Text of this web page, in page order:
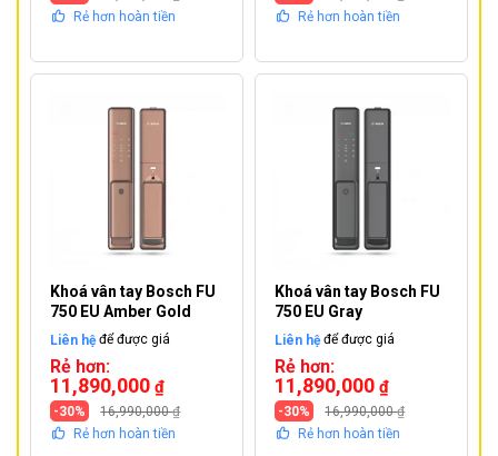
Rẻ hơn hoàn tiền
Rẻ hơn hoàn tiền
Khoá vân tay Bosch FU
750 EU Amber Gold
Liên hệđể được giá
Rẻ hơn:
11,890,000 ₫
16,990,000₫
-30%
Rẻ hơn hoàn tiền
Khoá vân tay Bosch FU
750 EU Gray
Liên hệđể được giá
Rẻ hơn:
11,890,000 ₫
16,990,000₫
-30%
Rẻ hơn hoàn tiền